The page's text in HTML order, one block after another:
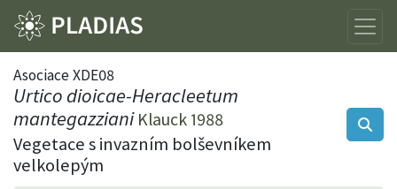
Asociace XDE08
Urtico dioicae-Heracleetum
mantegazziani Klauck 1988
Vegetace s invazním bolševníkem
velkolepým